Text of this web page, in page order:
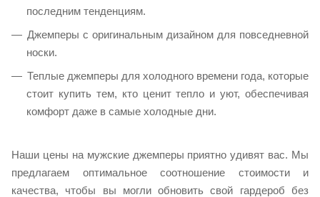
последним тенденциям.
Джемперы с оригинальным дизайном для повседневной
носки.
Теплые джемперы для холодного времени года, которые
стоит купить тем, кто ценит тепло и уют, обеспечивая
комфорт даже в самые холодные дни.
Наши цены на мужские джемперы приятно удивят вас. Мы
предлагаем оптимальное соотношение стоимости и
качества, чтобы вы могли обновить свой гардероб без